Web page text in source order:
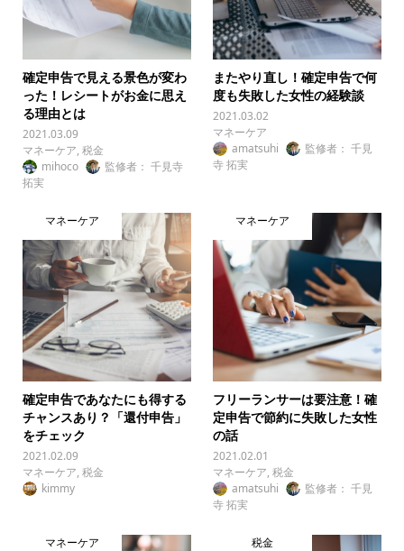
確定申告で見える景色が変わ
った！レシートがお金に思え
る理由とは
2021.03.09
マネーケア, 税金
mihoco
監修者： 千見寺
拓実
またやり直し！確定申告で何
度も失敗した女性の経験談
2021.03.02
マネーケア
amatsuhi
監修者： 千見
寺 拓実
マネーケア
確定申告であなたにも得する
チャンスあり？「還付申告」
をチェック
2021.02.09
マネーケア, 税金
kimmy
マネーケア
フリーランサーは要注意！確
定申告で節約に失敗した女性
の話
2021.02.01
マネーケア,税金
amatsuhi
監修者： 千見
寺 拓実
マネーケア 税金